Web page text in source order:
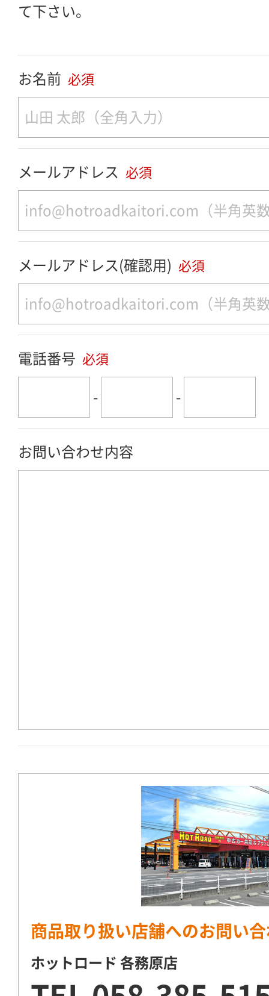
て下さい。
お名前 必須
メールアドレス 必須
メールアドレス(確認用) 必須
電話番号 必須
- -
お問い合わせ内容
商品取り扱い店舗へのお問い
ホットロード 各務原店